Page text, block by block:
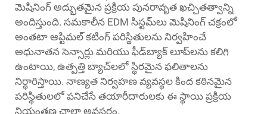
మెషినింగ్ అద్భుతమైన ప్రక్రియ పునరావృత ఖచ్చితత్వాన్ని
అందిస్తుంది. సమకాలీన EDM సిస్టమ్‌లు మెషినింగ్ చక్రంలో
అంతటా ఆప్టిమల్ కటింగ్ పరిస్థితులను నిర్వహించే
అధునాతన సెన్సార్లు మరియు ఫీడ్‌బ్యాక్ లూప్‌లను కలిగి
ఉంటాయి, ఉత్పత్తి బ్యాచ్‌లలో స్థిరమైన ఫలితాలను
నిర్ధారిస్తాయి. నాణ్యత నిర్వహణ వ్యవస్థల కింద కఠినమైన
పరిస్థితులలో పనిచేసే తయారీదారులకు ఈ స్థాయి ప్రక్రియ
నియంత్రణ చాలా అవసరం.